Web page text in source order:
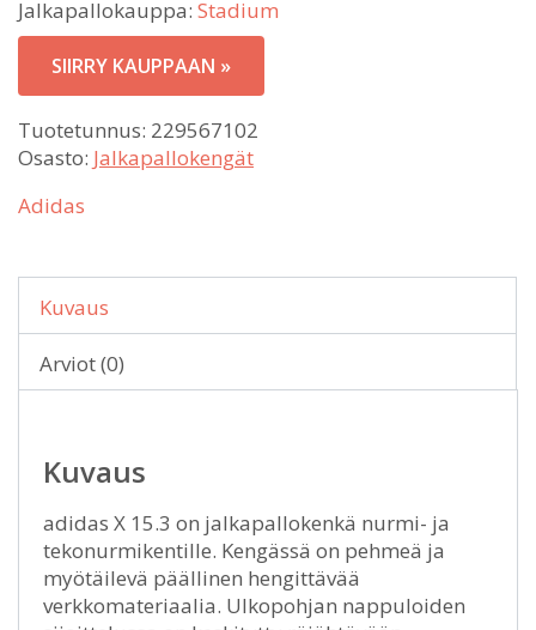
Jalkapallokauppa: Stadium
SIIRRY KAUPPAAN »
Tuotetunnus: 229567102
Osasto: Jalkapallokengät
Adidas
Kuvaus
Arviot (0)
Kuvaus
adidas X 15.3 on jalkapallokenkä nurmi- ja
tekonurmikentille. Kengässä on pehmeä ja
myötäilevä päällinen hengittävää
verkkomateriaalia. Ulkopohjan nappuloiden